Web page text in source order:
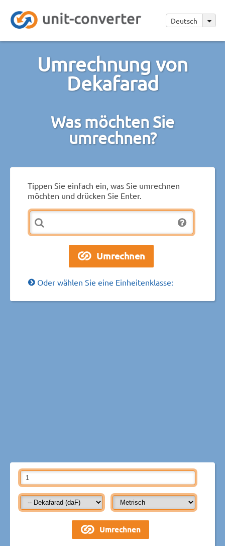
Deutsch
Umrechnung von
Dekafarad
Was möchten Sie
umrechnen?
Tippen Sie einfach ein, was Sie umrechnen
möchten und drücken Sie Enter.
Oder wählen Sie eine Einheitenklasse: